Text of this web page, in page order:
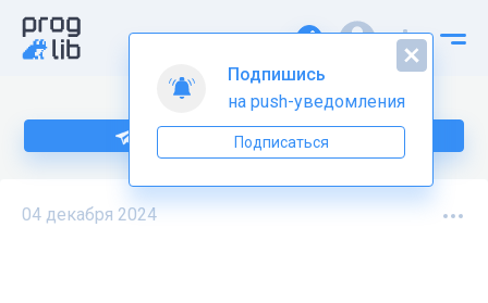
Больше информации по C# тут
04 декабря 2024
Подпишись
на push-уведомления
Подписаться